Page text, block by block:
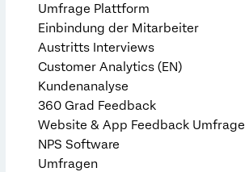
Umfrage Plattform
Einbindung der Mitarbeiter
Austritts Interviews
Customer Analytics (EN)
Kundenanalyse
360 Grad Feedback
Website & App Feedback Umfrage
NPS Software
Umfragen